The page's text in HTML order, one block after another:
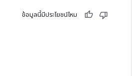
ข้อมูลนี้มีประโยชน์ไหม